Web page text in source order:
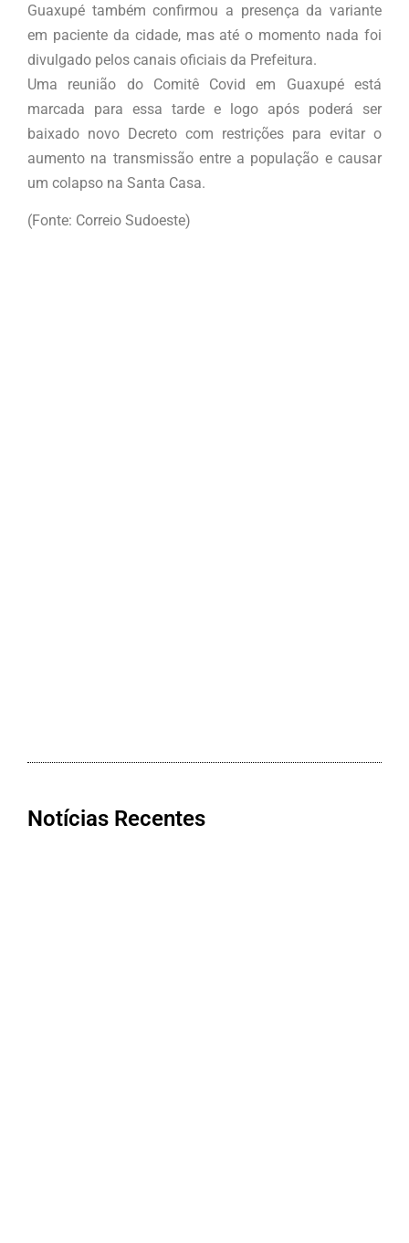
Guaxupé também confirmou a presença da variante
em paciente da cidade, mas até o momento nada foi
divulgado pelos canais oficiais da Prefeitura.
Uma reunião do Comitê Covid em Guaxupé está
marcada para essa tarde e logo após poderá ser
baixado novo Decreto com restrições para evitar o
aumento na transmissão entre a população e causar
um colapso na Santa Casa.
(Fonte: Correio Sudoeste)
Notícias Recentes